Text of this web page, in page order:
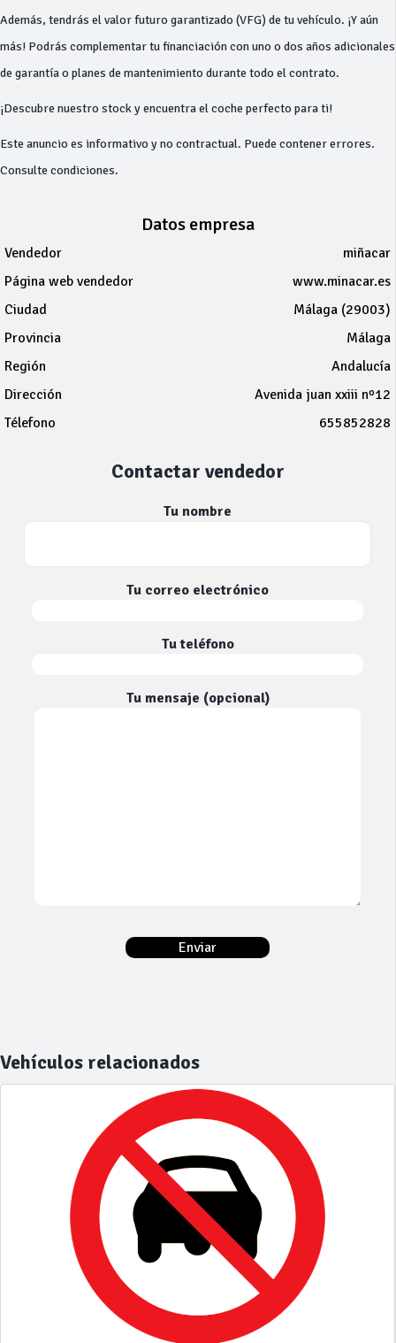
Además, tendrás el valor futuro garantizado (VFG) de tu vehículo. ¡Y aún
más! Podrás complementar tu financiación con uno o dos años adicionales
de garantía o planes de mantenimiento durante todo el contrato.
¡Descubre nuestro stock y encuentra el coche perfecto para ti!
Este anuncio es informativo y no contractual. Puede contener errores.
Consulte condiciones.
Datos empresa
Vendedor
miñacar
Página web vendedor
www.minacar.es
Ciudad
Málaga (29003)
Provincia
Málaga
Región
Andalucía
Dirección
Avenida juan xxiii nº12
Télefono
655852828
Contactar vendedor
Tu nombre
Tu correo electrónico
Tu teléfono
Tu mensaje (opcional)
Vehículos relacionados